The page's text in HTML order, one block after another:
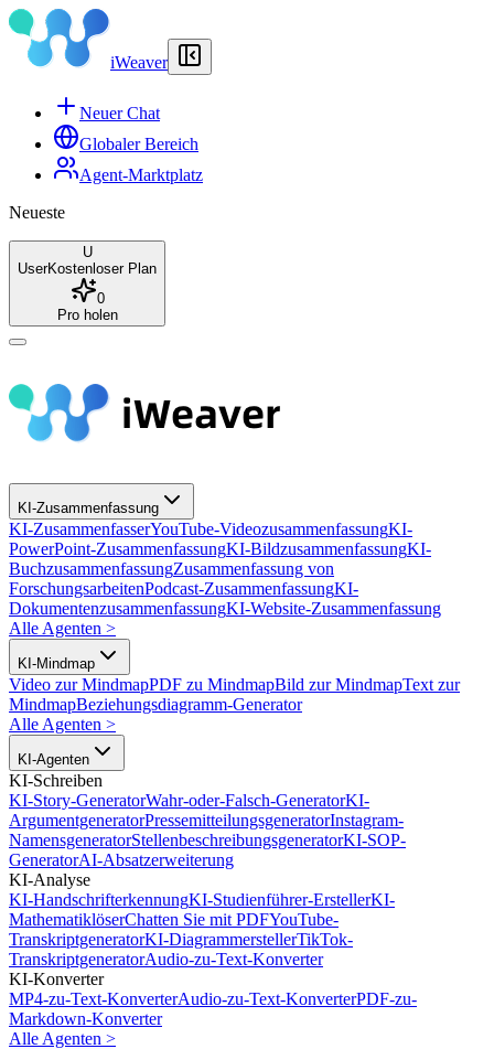
iWeaver
Neuer Chat
Globaler Bereich
Agent-Marktplatz
Neueste
U
UserKostenloser Plan
0
Pro holen
KI-Zusammenfassung
KI-ZusammenfasserYouTube-VideozusammenfassungKI-
PowerPoint-ZusammenfassungKI-BildzusammenfassungKI-
BuchzusammenfassungZusammenfassung von
ForschungsarbeitenPodcast-ZusammenfassungKI-
DokumentenzusammenfassungKI-Website-Zusammenfassung
Alle Agenten >
KI-Mindmap
Video zur MindmapPDF zu MindmapBild zur MindmapText zur
MindmapBeziehungsdiagramm-Generator
Alle Agenten >
KI-Agenten
KI-Schreiben
KI-Story-GeneratorWahr-oder-Falsch-GeneratorKI-
ArgumentgeneratorPressemitteilungsgeneratorInstagram-
NamensgeneratorStellenbeschreibungsgeneratorKI-SOP-
GeneratorAI-Absatzerweiterung
KI-Analyse
KI-HandschrifterkennungKI-Studienführer-ErstellerKI-
MathematiklöserChatten Sie mit PDFYouTube-
TranskriptgeneratorKI-DiagrammerstellerTikTok-
TranskriptgeneratorAudio-zu-Text-Konverter
KI-Konverter
MP4-zu-Text-KonverterAudio-zu-Text-KonverterPDF-zu-
Markdown-Konverter
Alle Agenten >